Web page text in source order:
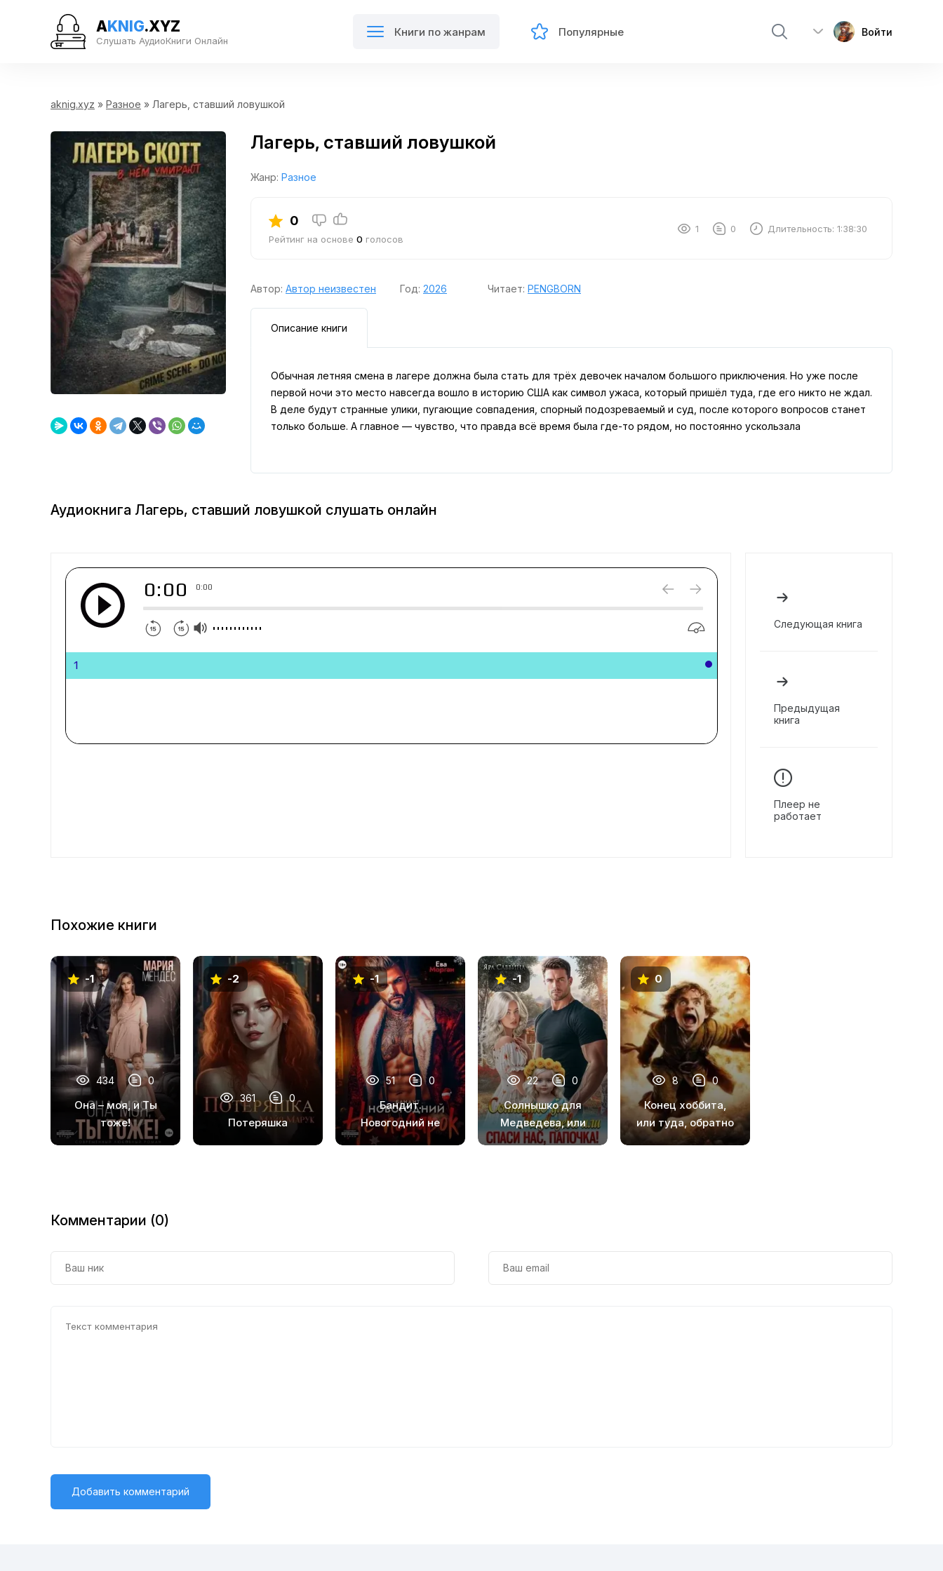
AKNIG.XYZ
Слушать АудиоКниги Онлайн
Книги по жанрам Популярные Войти
aknig.xyz » Разное » Лагерь, ставший ловушкой
Лагерь, ставший ловушкой
Жанр: Разное
0
Рейтинг на основе 0 голосов
1 0 Длительность: 1:38:30
Автор: Автор неизвестен Год: 2026 Читает: PENGBORN
Описание книги
Обычная летняя смена в лагере должна была стать для трёх девочек началом большого приключения. Но уже после
первой ночи это место навсегда вошло в историю США как символ ужаса, который пришёл туда, где его никто не ждал.
В деле будут странные улики, пугающие совпадения, спорный подозреваемый и суд, после которого вопросов станет
только больше. А главное — чувство, что правда всё время была где-то рядом, но постоянно ускользала
Аудиокнига Лагерь, ставший ловушкой слушать онлайн
0:00 0:00
1
Следующая книга
Предыдущая
книга
Плеер не
работает
Похожие книги
-1
434 0
Она – моя, и Ты
тоже!
-2
361 0
Потеряшка
-1
51 0
Бандит.
Новогодний не
подарок
-1
22 0
Солнышко для
Медведева, или
Спаси нас,
0
8 0
Конец хоббита,
или туда, обратно
и снова туда
Комментарии (0)